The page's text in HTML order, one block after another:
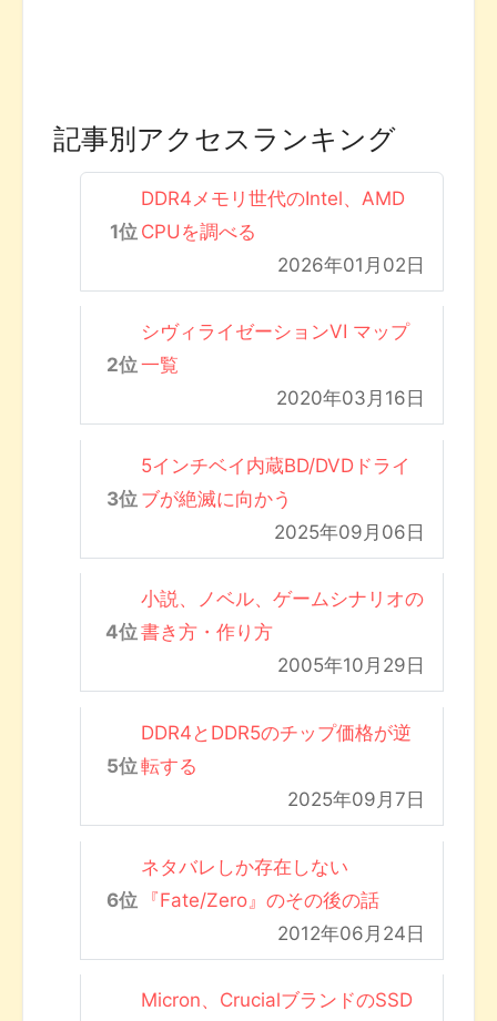
記事別アクセスランキング
DDR4メモリ世代のIntel、AMD
CPUを調べる
2026年01月02日
シヴィライゼーションVI マップ
一覧
2020年03月16日
5インチベイ内蔵BD/DVDドライ
ブが絶滅に向かう
2025年09月06日
小説、ノベル、ゲームシナリオの
書き方・作り方
2005年10月29日
DDR4とDDR5のチップ価格が逆
転する
2025年09月7日
ネタバレしか存在しない
『Fate/Zero』のその後の話
2012年06月24日
Micron、CrucialブランドのSSD